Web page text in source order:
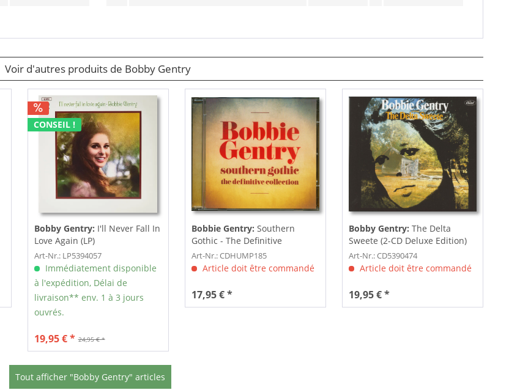
Voir d'autres produits de Bobby Gentry
CONSEIL !
Bobby Gentry: I'll Never Fall In
Love Again (LP)
Art-Nr.: LP5394057
Immédiatement disponible
à l'expédition, Délai de
livraison** env. 1 à 3 jours
ouvrés.
24,95 € *
19,95 € *
Bobbie Gentry: Southern
Gothic - The Definitive
Collection (2-CD)
Art-Nr.: CDHUMP185
Article doit être commandé
17,95 € *
Bobby Gentry: The Delta
Sweete (2-CD Deluxe Edition)
Art-Nr.: CD5390474
Article doit être commandé
19,95 € *
Tout afficher "Bobby Gentry" articles